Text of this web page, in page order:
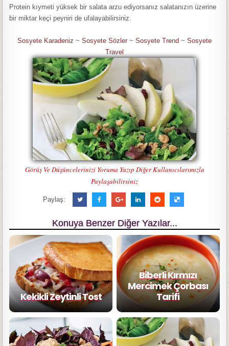
Protein kıymeti yüksek bir salata arzu ediyorsanız salatanızın üzerine
bir miktar keçi peyniri de ufalayabilirsiniz.
Sosyete Karadeniz ~ Sosyete Sözler ~ Sosyete Trend ~ Sosyete
Travel
Görüş Ve Düşüncelerinizi Yoruma Yazıp Diğer Kullanıcılarımızla
Paylaşabilirsiniz
Paylaş:
Konuya Benzer Diğer Yazılar...
Kekikli Zeytinli Tost
Biberli Kırmızı
Mercimek Çorbası
Tarifi